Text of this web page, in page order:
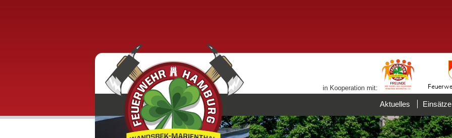
in Kooperation mit:
Aktuelles Einsätze